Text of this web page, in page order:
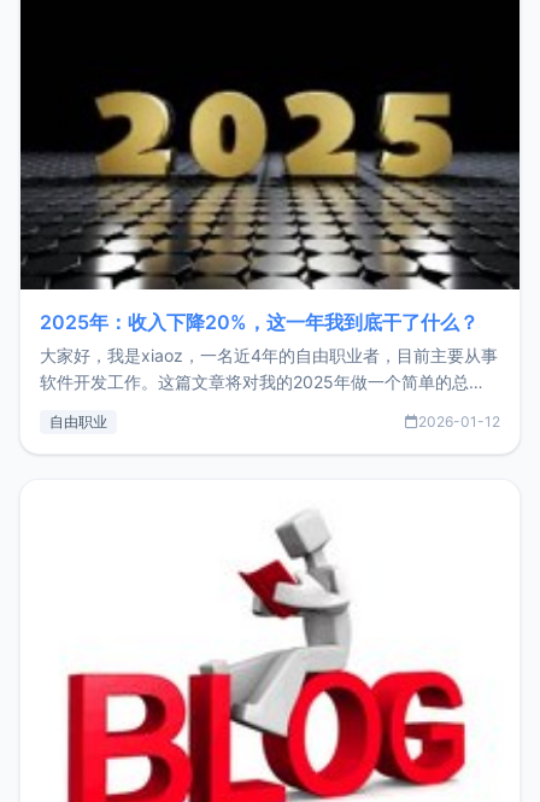
2025年：收入下降20%，这一年我到底干了什么？
大家好，我是xiaoz，一名近4年的自由职业者，目前主要从事
软件开发工作。这篇文章将对我的2025年做一个简单的总
收入下降20%，但却过得很充实，2026年不求突破，但求保
自由职业 2026-01-12